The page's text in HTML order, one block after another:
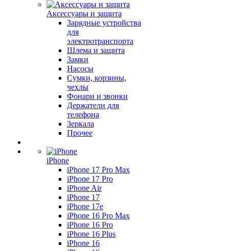
Аксессуары и защита
Зарядные устройства
для
электротранспорта
Шлема и защита
Замки
Насосы
Сумки, корзины,
чехлы
Фонари и звонки
Держатели для
телефона
Зеркала
Прочее
iPhone
iPhone 17 Pro Max
iPhone 17 Pro
iPhone Air
iPhone 17
iPhone 17e
iPhone 16 Pro Max
iPhone 16 Pro
iPhone 16 Plus
iPhone 16